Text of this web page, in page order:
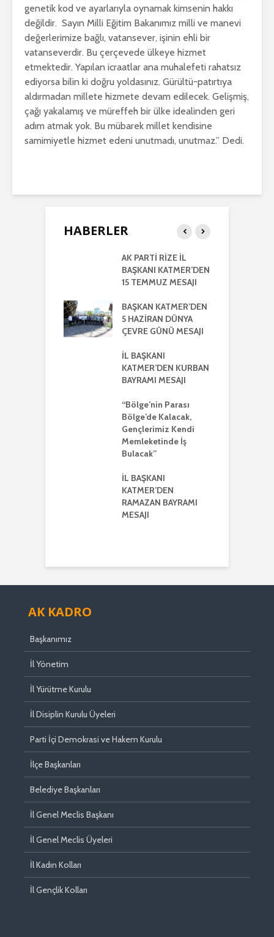
genetik kod ve ayarlarıyla oynamak kimsenin hakkı
değildir. Sayın Milli Eğitim Bakanımız milli ve manevi
değerlerimize bağlı, vatansever, işinin ehli bir
vatanseverdir. Bu çerçevede ülkeye hizmet
etmektedir. Yapılan icraatlar ana muhalefeti rahatsız
ediyorsa bilin ki doğru yoldasınız. Gürültü-patırtıya
aldırmadan millete hizmete devam edilecek. Gelişmiş,
çağı yakalamış ve müreffeh bir ülke idealinden geri
adım atmak yok. Bu mübarek millet kendisine
samimiyetle hizmet edeni unutmadı, unutmaz.” Dedi.
HABERLER
AK PARTİ RİZE İL
BAŞKANI KATMER’DEN
15 TEMMUZ MESAJI
BAŞKAN KATMER’DEN
5 HAZİRAN DÜNYA
ÇEVRE GÜNÜ MESAJI
İL BAŞKANI
KATMER’DEN KURBAN
BAYRAMI MESAJI
“Bölge’nin Parası
Bölge’de Kalacak,
Gençlerimiz Kendi
Memleketinde İş
Bulacak”
İL BAŞKANI
KATMER’DEN
RAMAZAN BAYRAMI
MESAJI
AK KADRO
Başkanımız
İl Yönetim
İl Yürütme Kurulu
İl Disiplin Kurulu Üyeleri
Parti İçi Demokrasi ve Hakem Kurulu
İlçe Başkanları
Belediye Başkanları
İl Genel Meclis Başkanı
İl Genel Meclis Üyeleri
İl Kadın Kolları
İl Gençlik Kolları